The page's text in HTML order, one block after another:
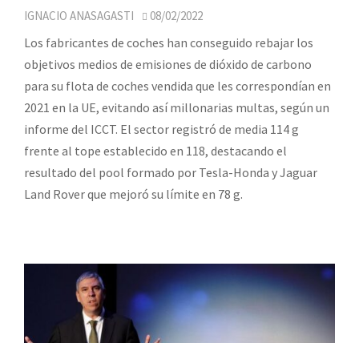
IGNACIO ANASAGASTI 08/02/2022
Los fabricantes de coches han conseguido rebajar los
objetivos medios de emisiones de dióxido de carbono
para su flota de coches vendida que les correspondían en
2021 en la UE, evitando así millonarias multas, según un
informe del ICCT. El sector registró de media 114 g
frente al tope establecido en 118, destacando el
resultado del pool formado por Tesla-Honda y Jaguar
Land Rover que mejoró su límite en 78 g.